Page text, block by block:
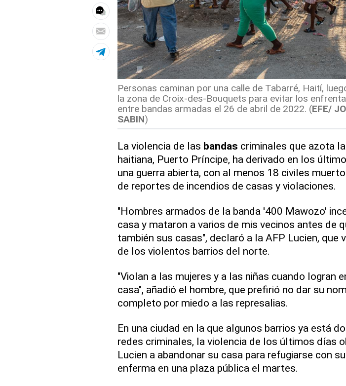
Personas caminan por una calle de Tabarré, Haití,
la zona de Croix-des-Bouquets para evitar los
entre bandas armadas el 26 de abril de 2022. (EFE/
SABIN)
La violencia de las bandas criminales que azota
haitiana, Puerto Príncipe, ha derivado en los
una guerra abierta, con al menos 18 civiles
de reportes de incendios de casas y violaciones.
"Hombres armados de la banda '400 Mawozo'
casa y mataron a varios de mis vecinos antes de
también sus casas", declaró a la AFP Lucien, que
de los violentos barrios del norte.
"Violan a las mujeres y a las niñas cuando logran
casa", añadió el hombre, que prefirió no dar su
completo por miedo a las represalias.
En una ciudad en la que algunos barrios ya está
redes criminales, la violencia de los últimos días
Lucien a abandonar su casa para refugiarse con
enferma en una plaza pública el martes.